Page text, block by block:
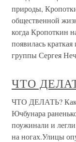
природы,
общественной
когда Кропоткин
появилась
группы Сергея
ЧТО
ЧТО ДЕЛАТЬ? Как
Ючбунара
поужинали и
на ногах.Улицы